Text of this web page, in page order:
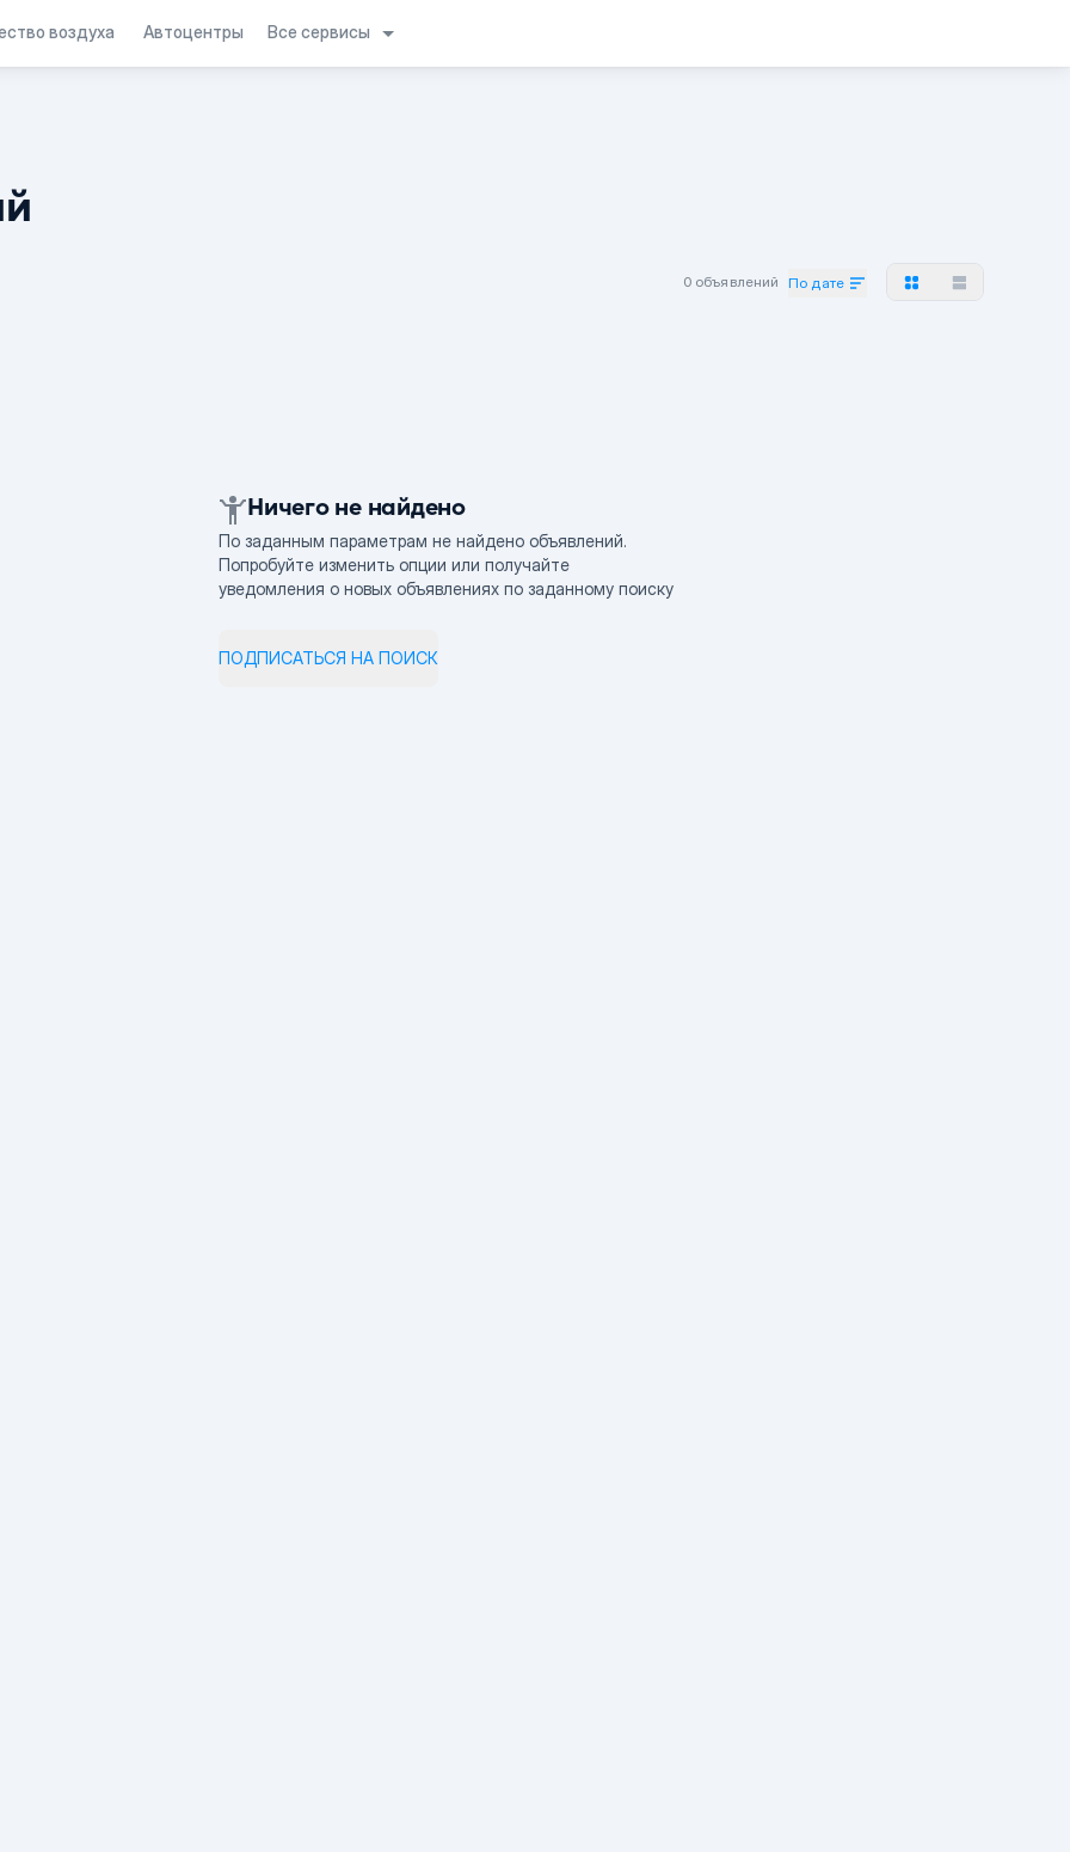
воздуха Автоцентры Все сервисы
0 объявлений По дате
Ничего не найдено
По заданным параметрам не найдено объявлений.
Попробуйте изменить опции или получайте
уведомления о новых объявлениях по заданному поиску
ПОДПИСАТЬСЯ НА ПОИСК